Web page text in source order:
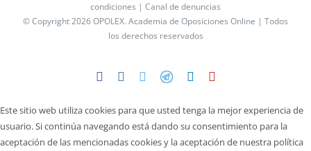
condiciones | Canal de denuncias
© Copyright 2026 OPOLEX. Academia de Oposiciones Online | Todos
los derechos reservados
FacebookInstagram
Twitter
TelegramLinkedIn
Este sitio web utiliza cookies para que usted tenga la mejor experiencia de
usuario. Si continúa navegando está dando su consentimiento para la
aceptación de las mencionadas cookies y la aceptación de nuestra política